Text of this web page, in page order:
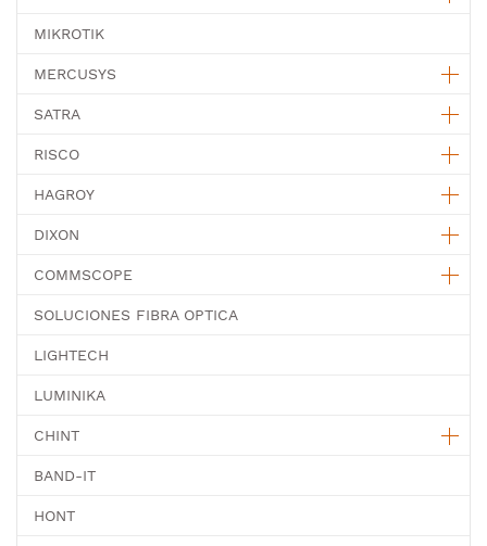
MIKROTIK
MERCUSYS
SATRA
RISCO
HAGROY
DIXON
COMMSCOPE
SOLUCIONES FIBRA OPTICA
LIGHTECH
LUMINIKA
CHINT
BAND-IT
HONT